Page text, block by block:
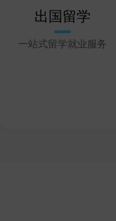
出国留学
一站式留学就业服务